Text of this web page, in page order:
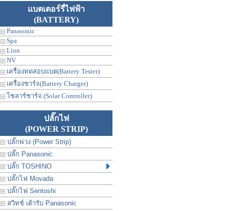
แบตเตอร์รี่ไฟฟ้า
(BATTERY)
Panasonic
Spa
Lion
NV
เครื่องทดสอบแบต(Battery Tester)
เครื่องชาร์จ(Battery Charger)
โซลาร์ชาร์จ (Solar Controller)
ปลั๊กไฟ
(POWER STRIP)
ปลั๊กพ่วง (Power Strip)
ปลั๊ก Panasonic
ปลั๊ก TOSHINO
ปลั๊กไฟ Movada
ปลั๊กไฟ Sentoshi
สวิทช์ เต้ารับ Panasonic